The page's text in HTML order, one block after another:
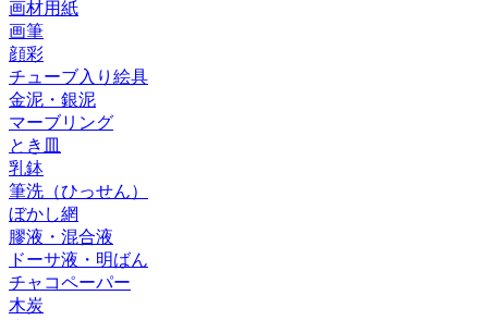
画材用紙
画筆
顔彩
チューブ入り絵具
金泥・銀泥
マーブリング
とき皿
乳鉢
筆洗（ひっせん）
ぼかし網
膠液・混合液
ドーサ液・明ばん
チャコペーパー
木炭